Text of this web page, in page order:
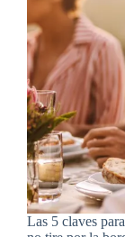
Las 5 claves